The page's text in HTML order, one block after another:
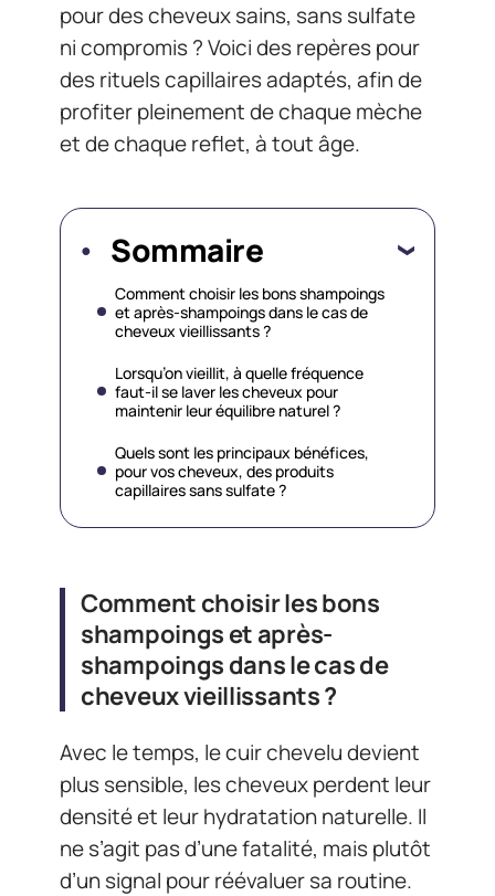
pour des cheveux sains, sans sulfate
ni compromis ? Voici des repères pour
des rituels capillaires adaptés, afin de
profiter pleinement de chaque mèche
et de chaque reflet, à tout âge.
Sommaire
Comment choisir les bons shampoings
et après-shampoings dans le cas de
cheveux vieillissants ?
Lorsqu’on vieillit, à quelle fréquence
faut-il se laver les cheveux pour
maintenir leur équilibre naturel ?
Quels sont les principaux bénéfices,
pour vos cheveux, des produits
capillaires sans sulfate ?
Comment choisir les bons
shampoings et après-
shampoings dans le cas de
cheveux vieillissants ?
Avec le temps, le cuir chevelu devient
plus sensible, les cheveux perdent leur
densité et leur hydratation naturelle. Il
ne s’agit pas d’une fatalité, mais plutôt
d’un signal pour réévaluer sa routine.